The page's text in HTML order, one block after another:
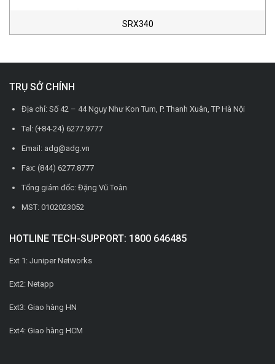
SRX340
TRỤ SỞ CHÍNH
Địa chỉ: Số 42 – 44 Ngụy Như Kon Tum, P. Thanh Xuân, TP Hà Nội
Tel: (+84-24) 6277.9777
Email: adg@adg.vn
Fax: (844) 6277.8777
Tổng giám đốc: Đặng Vũ Toàn
MST: 0102023052
HOTLINE TECH-SUPPORT: 1800 646485
Ext 1: Juniper Networks
Ext2: Netapp
Ext3: Giao hàng HN
Ext4: Giao hàng HCM